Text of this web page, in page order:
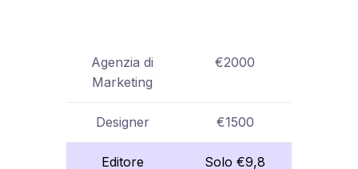
Agenzia di
Marketing
€2000
Designer €1500
Editore
Solo €9,8